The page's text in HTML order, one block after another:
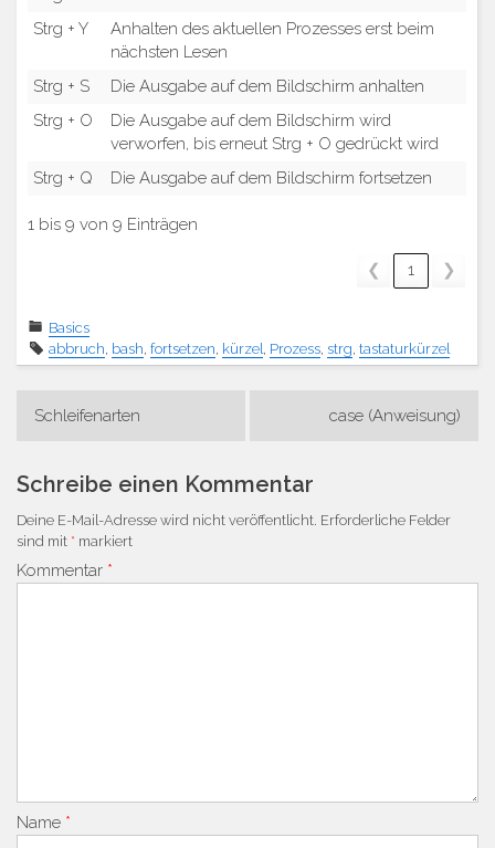
Strg + Y
Anhalten des aktuellen Prozesses erst beim
nächsten Lesen
Strg + S
Die Ausgabe auf dem Bildschirm anhalten
Strg + O
Die Ausgabe auf dem Bildschirm wird
verworfen, bis erneut Strg + O gedrückt wird
Strg + Q
Die Ausgabe auf dem Bildschirm fortsetzen
1 bis 9 von 9 Einträgen
❮ 1 ❯
Basics
abbruch bash fortsetzen kürzel Prozess strg tastaturkürzel
Beitragsnavigation
Schleifenarten case (Anweisung)
Schreibe einen Kommentar
Deine E-Mail-Adresse wird nicht veröffentlicht. Erforderliche Felder
sind mit * markiert
Kommentar *
Name *